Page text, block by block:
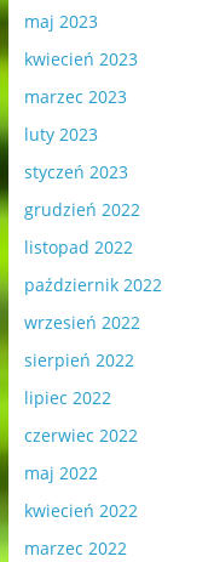
maj 2023
kwiecień 2023
marzec 2023
luty 2023
styczeń 2023
grudzień 2022
listopad 2022
październik 2022
wrzesień 2022
sierpień 2022
lipiec 2022
czerwiec 2022
maj 2022
kwiecień 2022
marzec 2022